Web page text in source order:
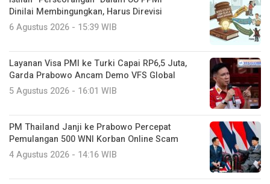
Dinilai Membingungkan, Harus Direvisi
6 Agustus 2026 - 15:39 WIB
Layanan Visa PMI ke Turki Capai RP6,5 Juta,
Garda Prabowo Ancam Demo VFS Global
5 Agustus 2026 - 16:01 WIB
PM Thailand Janji ke Prabowo Percepat
Pemulangan 500 WNI Korban Online Scam
4 Agustus 2026 - 14:16 WIB